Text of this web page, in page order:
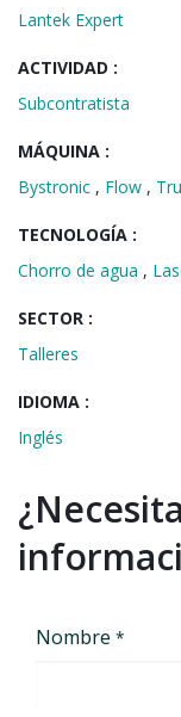
Lantek Expert
ACTIVIDAD :
Subcontratista
MÁQUINA :
Bystronic , Flow ,
TECNOLOGÍA :
Chorro de agua ,
SECTOR :
Talleres
IDIOMA :
Inglés